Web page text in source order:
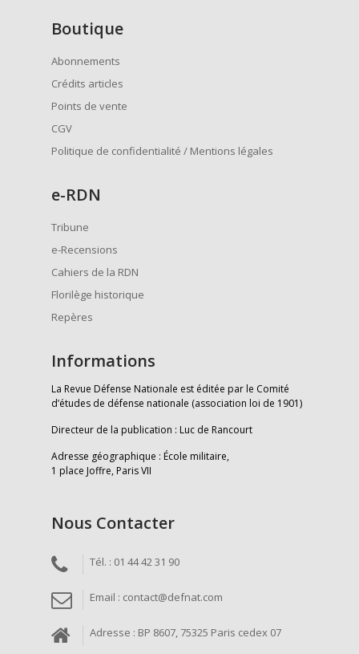
Boutique
Abonnements
Crédits articles
Points de vente
CGV
Politique de confidentialité / Mentions légales
e-RDN
Tribune
e-Recensions
Cahiers de la RDN
Florilège historique
Repères
Informations
La Revue Défense Nationale est éditée par le Comité
d’études de défense nationale (association loi de 1901)
Directeur de la publication : Luc de Rancourt
Adresse géographique : École militaire,
1 place Joffre, Paris VII
Nous Contacter
Tél. : 01 44 42 31 90
Email : contact@defnat.com
Adresse : BP 8607, 75325 Paris cedex 07